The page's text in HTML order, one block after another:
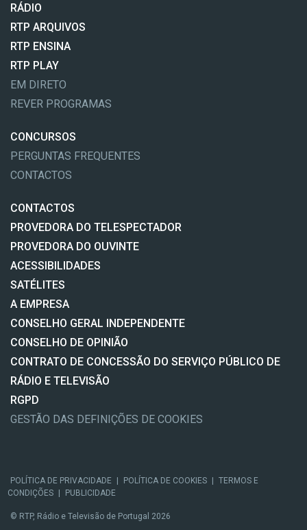
RÁDIO
RTP ARQUIVOS
RTP ENSINA
RTP PLAY
EM DIRETO
REVER PROGRAMAS
CONCURSOS
PERGUNTAS FREQUENTES
CONTACTOS
CONTACTOS
PROVEDORA DO TELESPECTADOR
PROVEDORA DO OUVINTE
ACESSIBILIDADES
SATÉLITES
A EMPRESA
CONSELHO GERAL INDEPENDENTE
CONSELHO DE OPINIÃO
CONTRATO DE CONCESSÃO DO SERVIÇO PÚBLICO DE
RÁDIO E TELEVISÃO
RGPD
GESTÃO DAS DEFINIÇÕES DE COOKIES
POLÍTICA DE PRIVACIDADE | POLÍTICA DE COOKIES | TERMOS E
CONDIÇÕES | PUBLICIDADE
© RTP, Rádio e Televisão de Portugal 2026